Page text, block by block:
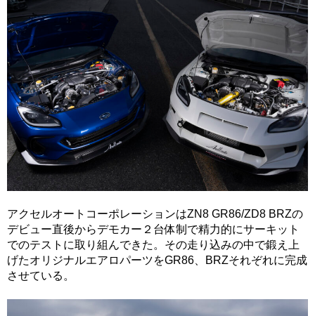
アクセルオートコーポレーションはZN8 GR86/ZD8 BRZの
デビュー直後からデモカー２台体制で精力的にサーキット
でのテストに取り組んできた。その走り込みの中で鍛え上
げたオリジナルエアロパーツをGR86、BRZそれぞれに完成
させている。